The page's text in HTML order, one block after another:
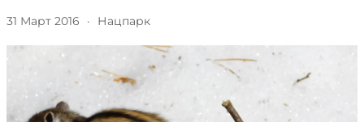
31 Март 2016 · Нацпарк